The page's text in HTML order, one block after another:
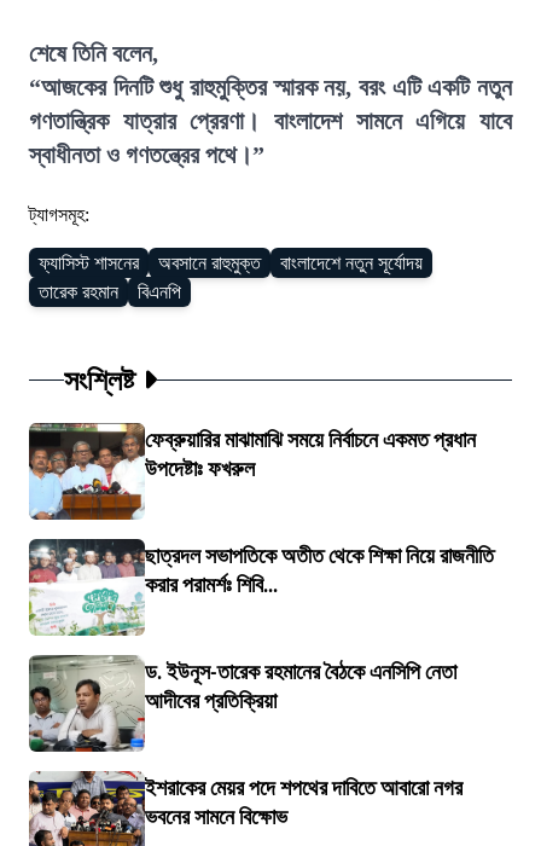
শেষে তিনি বলেন,
“আজকের দিনটি শুধু রাহুমুক্তির স্মারক নয়, বরং এটি একটি নতুন
গণতান্ত্রিক যাত্রার প্রেরণা। বাংলাদেশ সামনে এগিয়ে যাবে
স্বাধীনতা ও গণতন্ত্রের পথে।”
ট্যাগসমূহ:
ফ্যাসিস্ট শাসনের অবসানে রাহুমুক্ত
বাংলাদেশে নতুন সূর্যোদয়
তারেক রহমান
বিএনপি
সংশ্লিষ্ট
ফেব্রুয়ারির মাঝামাঝি সময়ে নির্বাচনে একমত প্রধান
উপদেষ্টাঃ ফখরুল
ছাত্রদল সভাপতিকে অতীত থেকে শিক্ষা নিয়ে রাজনীতি
করার পরামর্শঃ শিবি...
ড. ইউনূস-তারেক রহমানের বৈঠকে এনসিপি নেতা
আদীবের প্রতিক্রিয়া
ইশরাকের মেয়র পদে শপথের দাবিতে আবারো নগর
ভবনের সামনে বিক্ষোভ